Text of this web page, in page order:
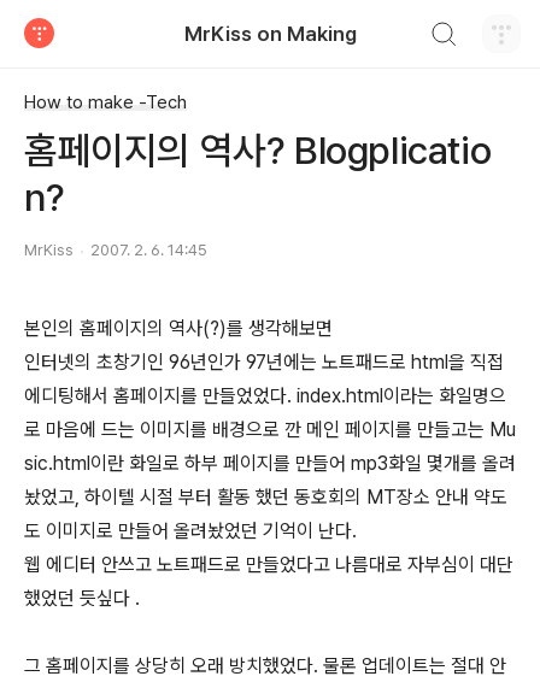
MrKiss on Making
How to make -Tech
홈페이지의 역사? Blogplicatio
n?
MrKiss 2007. 2. 6. 14:45
본인의 홈페이지의 역사(?)를 생각해보면
인터넷의 초창기인 96년인가 97년에는 노트패드로 html을 직접
에디팅해서 홈페이지를 만들었었다. index.html이라는 화일명으
로 마음에 드는 이미지를 배경으로 깐 메인 페이지를 만들고는 Mu
sic.html이란 화일로 하부 페이지를 만들어 mp3화일 몇개를 올려
놨었고, 하이텔 시절 부터 활동 했던 동호회의 MT장소 안내 약도
도 이미지로 만들어 올려놨었던 기억이 난다.
웹 에디터 안쓰고 노트패드로 만들었다고 나름대로 자부심이 대단
했었던 듯싶다 .
그 홈페이지를 상당히 오래 방치했었다. 물론 업데이트는 절대 안